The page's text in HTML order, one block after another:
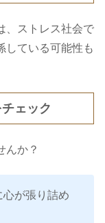
、ストレス社会で
している可能性も
ェック
んか？
が張り詰め